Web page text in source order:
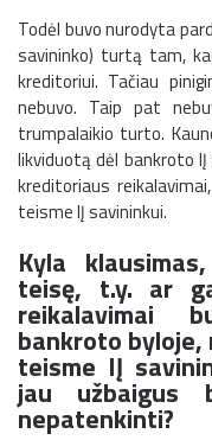
Todėl buvo nurodyta
savininko) turtą tam,
kreditoriui. Tačiau
nebuvo. Taip pat
trumpalaikio turto.
likviduotą dėl bankroto
kreditoriaus
teisme IĮ savininkui.
Kyla
teisę, t.y. ar
reikalavimai
bankroto
teisme IĮ
jau užbaigus
nepatenkinti?